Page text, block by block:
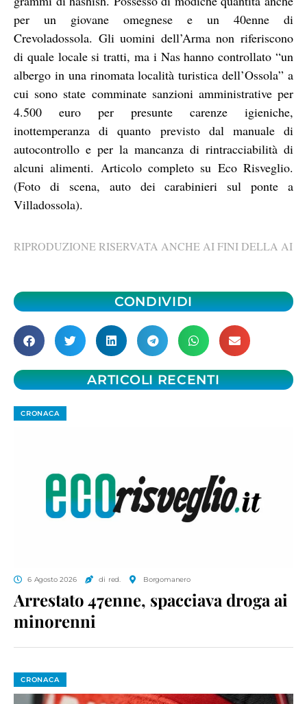
per un giovane omegnese e un 40enne di
Crevoladossola. Gli uomini dell’Arma non riferiscono
di quale locale si tratti, ma i Nas hanno controllato “un
albergo in una rinomata località turistica dell’Ossola” a
cui sono state comminate sanzioni amministrative per
4.500 euro per presunte carenze igieniche,
inottemperanza di quanto previsto dal manuale di
autocontrollo e per la mancanza di rintracciabilità di
alcuni alimenti. Articolo completo su Eco Risveglio.
(Foto di scena, auto dei carabinieri sul ponte a
Villadossola).
RIPRODUZIONE RISERVATA ANCHE AI FINI DELLA AI
CONDIVIDI
ARTICOLI RECENTI
CRONACA
6 Agosto 2026 di red. Borgomanero
Arrestato 47enne, spacciava droga ai
minorenni
CRONACA